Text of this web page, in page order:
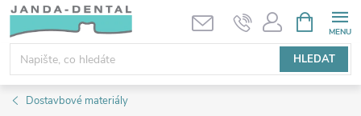
Přejít
obsah
HLEDAT
NÁKUPNÍ
KOŠÍK
Dostavbové materiály